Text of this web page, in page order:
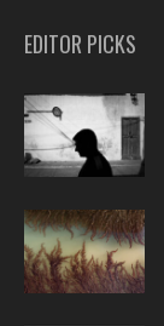
EDITOR PICKS